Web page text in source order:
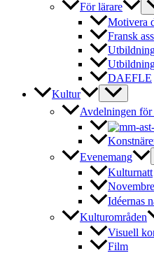
För lärare
Motivera
Fransk
DAEFLE
Kultur
Avdelningen
Evenemang
Kulturnatt
Idéernas
Kulturområden
Visuell
Film